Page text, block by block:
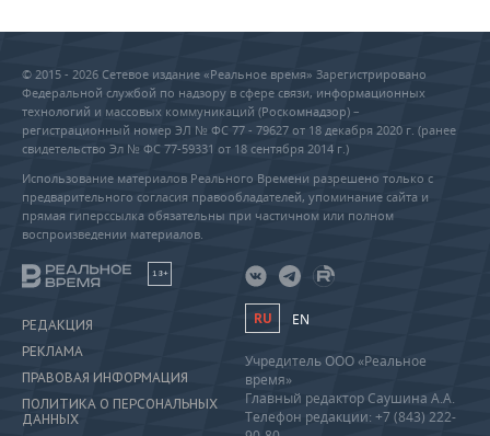
© 2015 - 2026 Сетевое издание «Реальное время» Зарегистрировано
Федеральной службой по надзору в сфере связи, информационных
технологий и массовых коммуникаций (Роскомнадзор) –
регистрационный номер ЭЛ № ФС 77 - 79627 от 18 декабря 2020 г. (ранее
свидетельство Эл № ФС 77-59331 от 18 сентября 2014 г.)
Использование материалов Реального Времени разрешено только с
предварительного согласия правообладателей, упоминание сайта и
прямая гиперссылка обязательны при частичном или полном
воспроизведении материалов.
18+
РЕДАКЦИЯ
РЕКЛАМА
ПРАВОВАЯ ИНФОРМАЦИЯ
ПОЛИТИКА О ПЕРСОНАЛЬНЫХ
ДАННЫХ
RU EN
Учредитель ООО «Реальное
время»
Главный редактор Саушина А.А.
Телефон редакции: +7 (843) 222-